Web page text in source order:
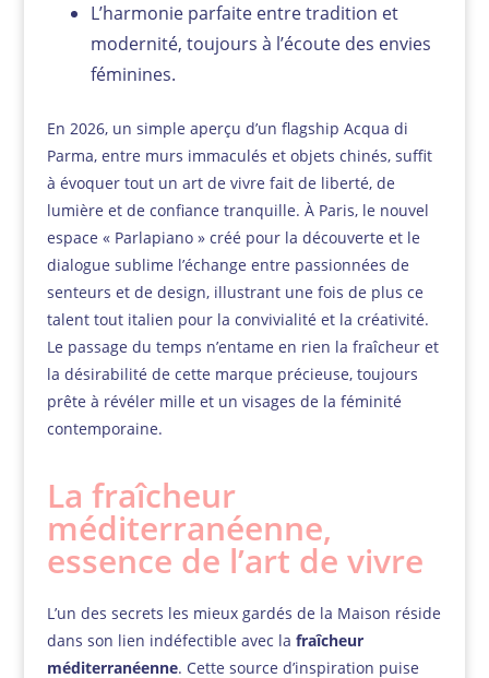
L’harmonie parfaite entre tradition et
modernité, toujours à l’écoute des envies
féminines.
En 2026, un simple aperçu d’un flagship Acqua di
Parma, entre murs immaculés et objets chinés, suffit
à évoquer tout un art de vivre fait de liberté, de
lumière et de confiance tranquille. À Paris, le nouvel
espace « Parlapiano » créé pour la découverte et le
dialogue sublime l’échange entre passionnées de
senteurs et de design, illustrant une fois de plus ce
talent tout italien pour la convivialité et la créativité.
Le passage du temps n’entame en rien la fraîcheur et
la désirabilité de cette marque précieuse, toujours
prête à révéler mille et un visages de la féminité
contemporaine.
La fraîcheur
méditerranéenne,
essence de l’art de vivre
L’un des secrets les mieux gardés de la Maison réside
dans son lien indéfectible avec la fraîcheur
méditerranéenne. Cette source d’inspiration puise